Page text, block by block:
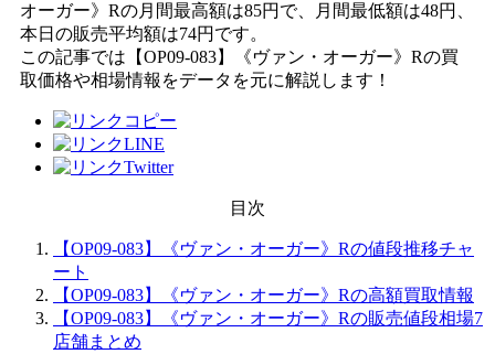
オーガー》Rの月間最高額は85円で、月間最低額は48円、
本日の販売平均額は74円です。
この記事では【OP09-083】《ヴァン・オーガー》Rの買
取価格や相場情報をデータを元に解説します！
目次
【OP09-083】《ヴァン・オーガー》Rの値段推移チャ
ート
【OP09-083】《ヴァン・オーガー》Rの高額買取情報
【OP09-083】《ヴァン・オーガー》Rの販売値段相場7
店舗まとめ